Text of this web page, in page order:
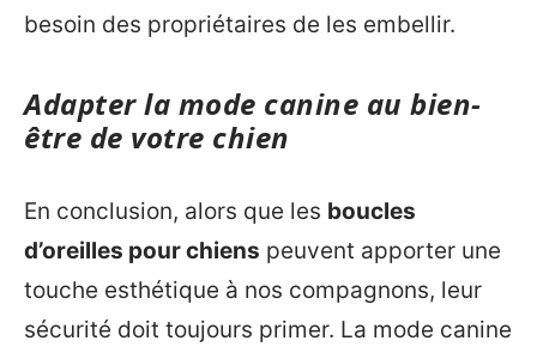
besoin des propriétaires de les embellir.
Adapter la mode canine au bien-
être de votre chien
En conclusion, alors que les boucles
d’oreilles pour chiens peuvent apporter une
touche esthétique à nos compagnons, leur
sécurité doit toujours primer. La mode canine